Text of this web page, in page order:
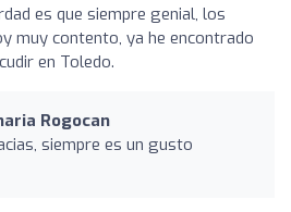
es que siempre genial, los
muy contento, ya he encontrado
en Toledo.
Rogocan
siempre es un gusto